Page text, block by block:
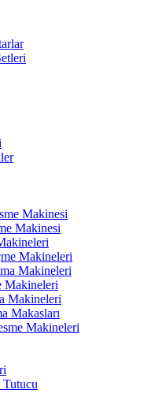
Makinesi
Makinesi
Makineleri
Makineleri
Makineleri
Makineleri
Makasları
Makineleri